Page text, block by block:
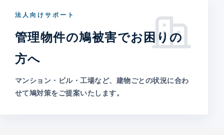
法人向けサポート
管理物件の鳩被害でお困りの
方へ
マンション・ビル・工場など、建物ごとの状況に合わ
せて鳩対策をご提案いたします。